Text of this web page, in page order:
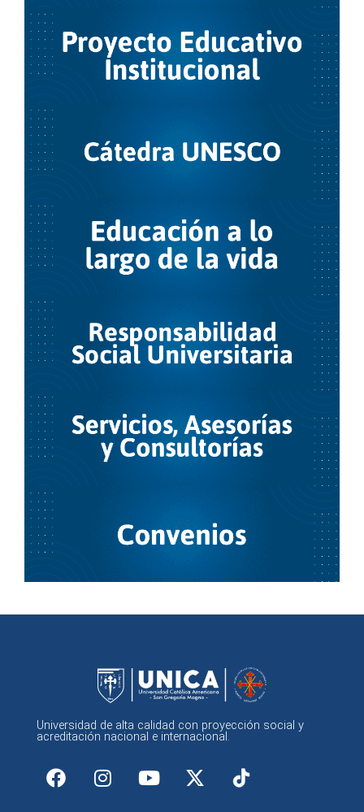
Universidad de alta calidad con proyección social y
acreditación nacional e internacional.
F
a
I
n
Y
o
X
-